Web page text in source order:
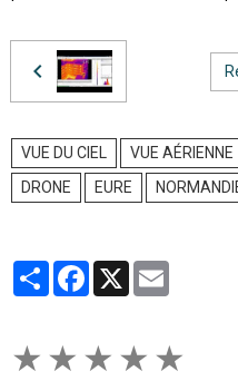
VUE DU CIEL VUE AÉRIENNE
DRONE
EURE
PartagerFacebook
X
★ ★ ★ ★ ★